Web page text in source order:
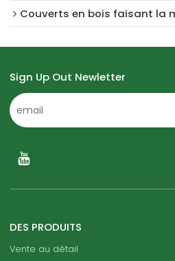
Couverts en bois faisant la
Sign Up Out Newletter
DES PRODUITS
Vente au détail